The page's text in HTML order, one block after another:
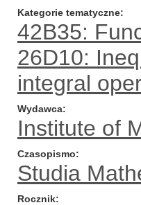
Kategorie tematyczne
42B35:
26D10:
integral
Wydawca
Institute of
Czasopismo
Studia
Rocznik